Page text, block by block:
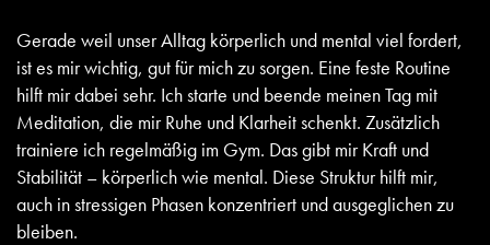
Gerade weil unser Alltag körperlich und mental viel fordert,
ist es mir wichtig, gut für mich zu sorgen. Eine feste Routine
hilft mir dabei sehr. Ich starte und beende meinen Tag mit
Meditation, die mir Ruhe und Klarheit schenkt. Zusätzlich
trainiere ich regelmäßig im Gym. Das gibt mir Kraft und
Stabilität – körperlich wie mental. Diese Struktur hilft mir,
auch in stressigen Phasen konzentriert und ausgeglichen zu
bleiben.